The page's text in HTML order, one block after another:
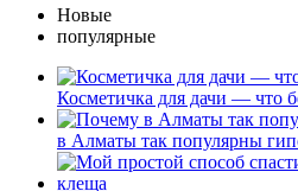
Новые
популярные
Косметичка для дачи — что
в Алматы так популярны